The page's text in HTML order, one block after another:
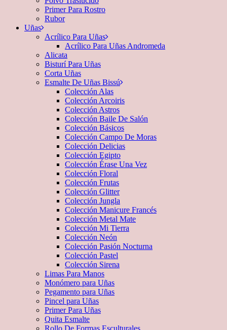
Primer Para Rostro
Rubor
Uñas
Acrílico Para Uñas
Acrílico Para Uñas Andromeda
Alicata
Bisturí Para Uñas
Corta Uñas
Esmalte De Uñas Bissú
Colección Alas
Colección Arcoiris
Colección Astros
Colección Baile De Salón
Colección Básicos
Colección Campo De Moras
Colección Delicias
Colección Egipto
Colección Érase Una Vez
Colección Floral
Colección Frutas
Colección Glitter
Colección Jungla
Colección Manicure Francés
Colección Metal Mate
Colección Mi Tierra
Colección Neón
Colección Pasión Nocturna
Colección Pastel
Colección Sirena
Limas Para Manos
Monómero para Uñas
Pegamento para Uñas
Pincel para Uñas
Primer Para Uñas
Quita Esmalte
Rollo De Formas Esculturales